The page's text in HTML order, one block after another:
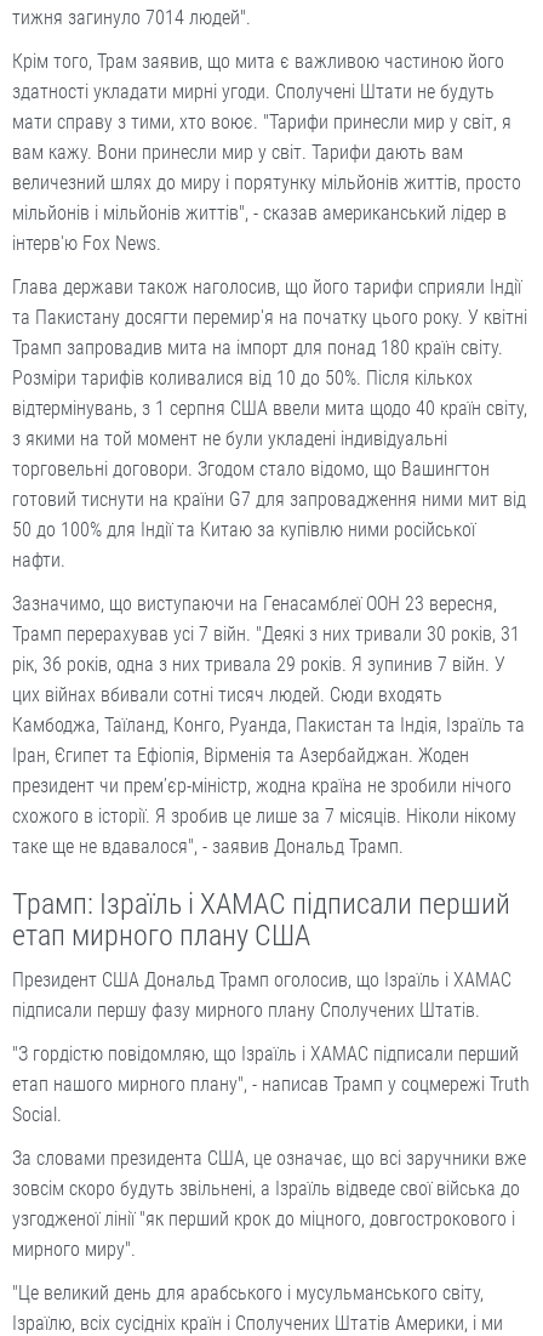
тижня загинуло 7014 людей".
Крім того, Трам заявив, що мита є важливою частиною його
здатності укладати мирні угоди. Сполучені Штати не будуть
мати справу з тими, хто воює. "Тарифи принесли мир у світ, я
вам кажу. Вони принесли мир у світ. Тарифи дають вам
величезний шлях до миру і порятунку мільйонів життів, просто
мільйонів і мільйонів життів", - сказав американський лідер в
інтерв'ю Fox News.
Глава держави також наголосив, що його тарифи сприяли Індії
та Пакистану досягти перемир'я на початку цього року. У квітні
Трамп запровадив мита на імпорт для понад 180 країн світу.
Розміри тарифів коливалися від 10 до 50%. Після кількох
відтермінувань, з 1 серпня США ввели мита щодо 40 країн світу,
з якими на той момент не були укладені індивідуальні
торговельні договори. Згодом стало відомо, що Вашингтон
готовий тиснути на країни G7 для запровадження ними мит від
50 до 100% для Індії та Китаю за купівлю ними російської
нафти.
Зазначимо, що виступаючи на Генасамблеї ООН 23 вересня,
Трамп перерахував усі 7 війн. "Деякі з них тривали 30 років, 31
рік, 36 років, одна з них тривала 29 років. Я зупинив 7 війн. У
цих війнах вбивали сотні тисяч людей. Сюди входять
Камбоджа, Таїланд, Конго, Руанда, Пакистан та Індія, Ізраїль та
Іран, Єгипет та Ефіопія, Вірменія та Азербайджан. Жоден
президент чи премʼєр-міністр, жодна країна не зробили нічого
схожого в історії. Я зробив це лише за 7 місяців. Ніколи нікому
таке ще не вдавалося", - заявив Дональд Трамп.
Трамп: Ізраїль і ХАМАС підписали перший
етап мирного плану США
Президент США Дональд Трамп оголосив, що Ізраїль і ХАМАС
підписали першу фазу мирного плану Сполучених Штатів.
"З гордістю повідомляю, що Ізраїль і ХАМАС підписали перший
етап нашого мирного плану", - написав Трамп у соцмережі Truth
Social.
За словами президента США, це означає, що всі заручники вже
зовсім скоро будуть звільнені, а Ізраїль відведе свої війська до
узгодженої лінії "як перший крок до міцного, довгострокового і
мирного миру".
"Це великий день для арабського і мусульманського світу,
Ізраїлю, всіх сусідніх країн і Сполучених Штатів Америки, і ми